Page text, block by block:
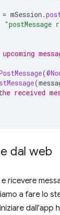
= mSession .
"postMessage
(
(
received
dal web
ricevere
a fare lo
dall'app